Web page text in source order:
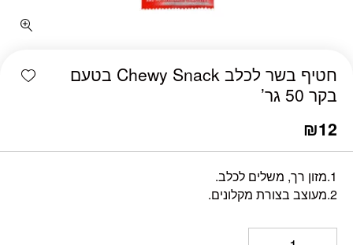
חטיף בשר לכלב Chewy Snack בטעם
בקר 50 גר’
₪12
1.מזון רך, משלים לכלב.
2.מעוצב בצורת מקלונים.